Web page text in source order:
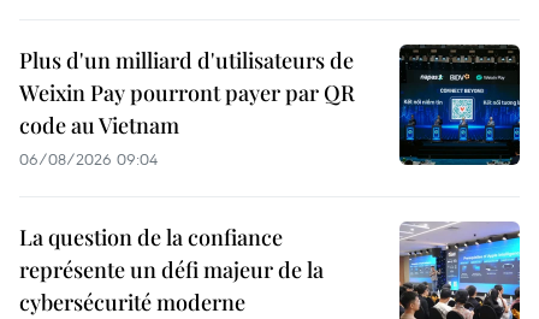
Plus d'un milliard d'utilisateurs de
Weixin Pay pourront payer par QR
code au Vietnam
06/08/2026 09:04
La question de la confiance
représente un défi majeur de la
cybersécurité moderne